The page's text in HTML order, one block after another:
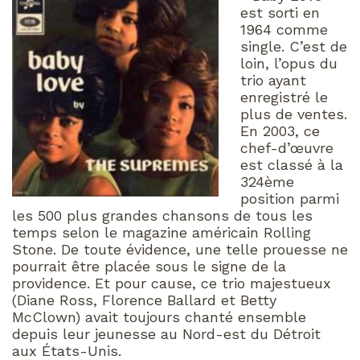
est sorti en
1964 comme
single. C’est de
loin, l’opus du
trio ayant
enregistré le
plus de ventes.
En 2003, ce
chef-d’œuvre
est classé à la
324ème
position parmi
les 500 plus grandes chansons de tous les
temps selon le magazine américain Rolling
Stone. De toute évidence, une telle prouesse ne
pourrait être placée sous le signe de la
providence. Et pour cause, ce trio majestueux
(Diane Ross, Florence Ballard et Betty
McClown) avait toujours chanté ensemble
depuis leur jeunesse au Nord-est du Détroit
aux États-Unis.